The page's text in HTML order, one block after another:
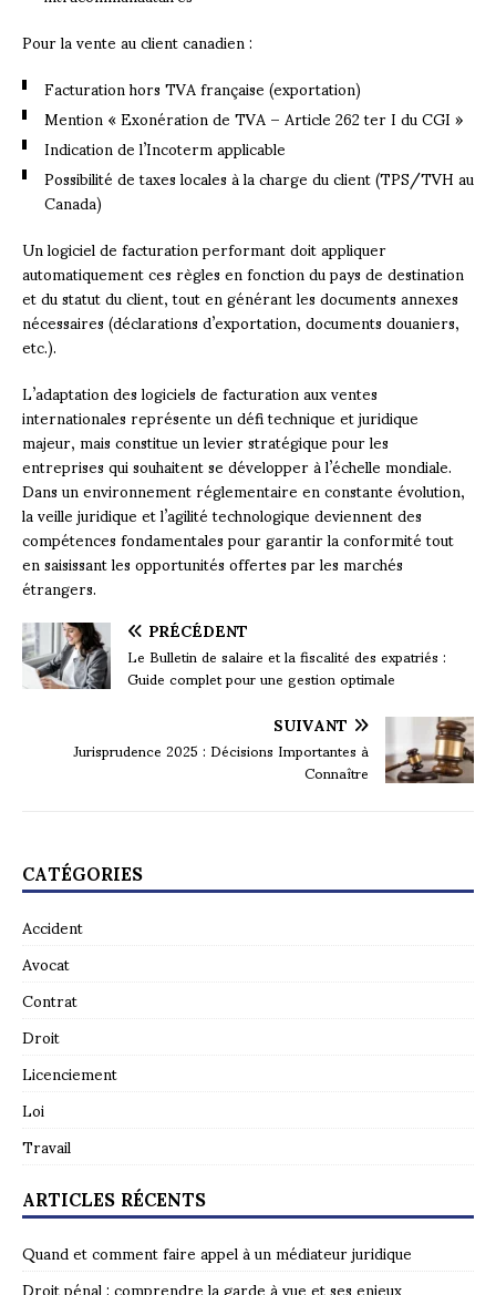
Pour la vente au client canadien :
Facturation hors TVA française (exportation)
Mention « Exonération de TVA – Article 262 ter I du CGI »
Indication de l’Incoterm applicable
Possibilité de taxes locales à la charge du client (TPS/TVH au
Canada)
Un logiciel de facturation performant doit appliquer
automatiquement ces règles en fonction du pays de destination
et du statut du client, tout en générant les documents annexes
nécessaires (déclarations d’exportation, documents douaniers,
etc.).
L’adaptation des logiciels de facturation aux ventes
internationales représente un défi technique et juridique
majeur, mais constitue un levier stratégique pour les
entreprises qui souhaitent se développer à l’échelle mondiale.
Dans un environnement réglementaire en constante évolution,
la veille juridique et l’agilité technologique deviennent des
compétences fondamentales pour garantir la conformité tout
en saisissant les opportunités offertes par les marchés
étrangers.
PRÉCÉDENT
Le Bulletin de salaire et la fiscalité des expatriés :
Guide complet pour une gestion optimale
SUIVANT
Jurisprudence 2025 : Décisions Importantes à
Connaître
CATÉGORIES
Accident
Avocat
Contrat
Droit
Licenciement
Loi
Travail
ARTICLES RÉCENTS
Quand et comment faire appel à un médiateur juridique